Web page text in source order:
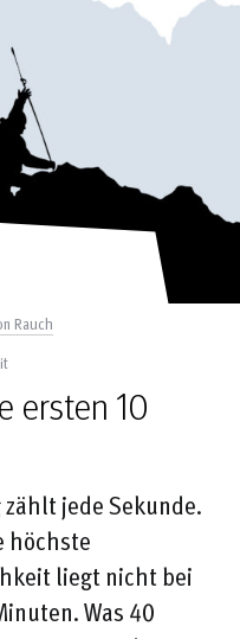
Rauch
ersten 10
jede Sekunde.
höchste
liegt nicht bei
Was 40